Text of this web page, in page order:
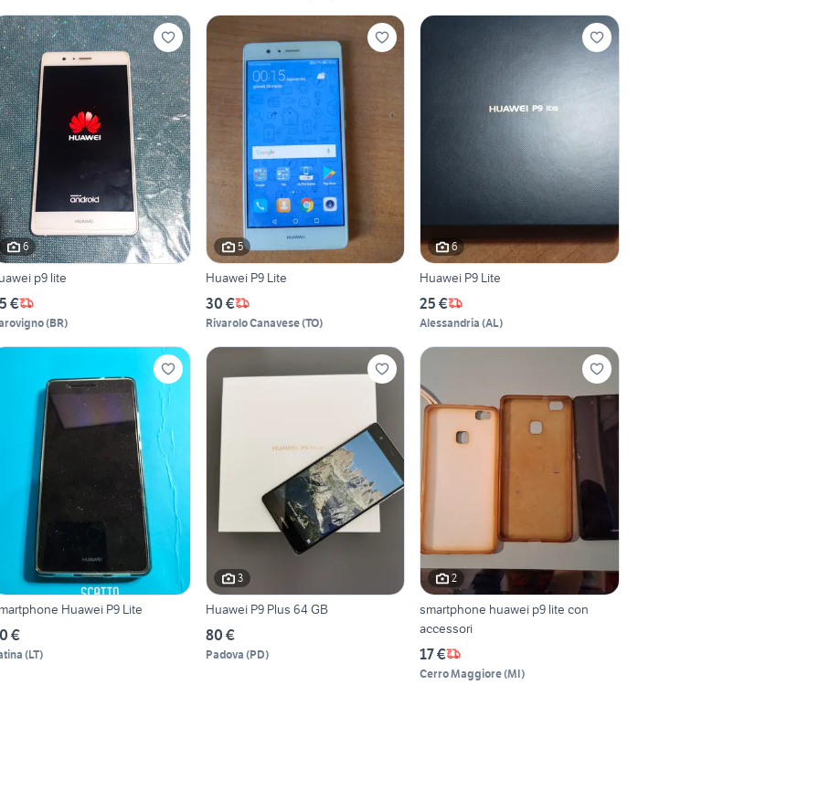
6
p9 lite
€
(BR)
5
Huawei P9 Lite
30 €
Rivarolo Canavese(TO)
6
Huawei P9 Lite
25 €
Alessandria (AL)
Huawei P9 Lite
€
(LT)
3
Huawei P9 Plus 64 GB
80 €
Padova (PD)
2
smartphone huawei p9 lite con
accessori
17 €
Cerro Maggiore(MI)